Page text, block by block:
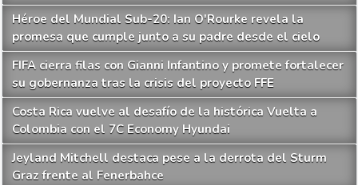
Héroe del Mundial Sub-20: Ian O'Rourke revela la
promesa que cumple junto a su padre desde el cielo
FIFA cierra filas con Gianni Infantino y promete fortalecer
su gobernanza tras la crisis del proyecto FFE
Costa Rica vuelve al desafío de la histórica Vuelta a
Colombia con el 7C Economy Hyundai
Jeyland Mitchell destaca pese a la derrota del Sturm
Graz frente al Fenerbahce